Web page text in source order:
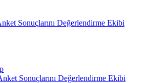
Sonuçlarını Değerlendirme Ekibi
Sonuçlarını Değerlendirme Ekibi